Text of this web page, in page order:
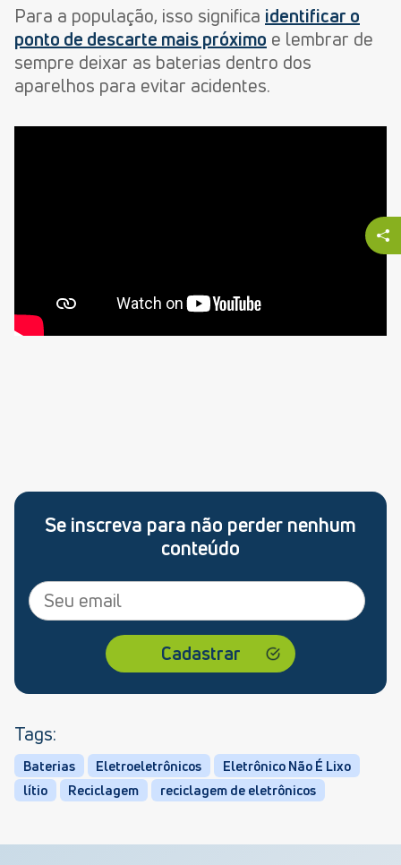
Para a população, isso significa identificar o
ponto de descarte mais próximo e lembrar de
sempre deixar as baterias dentro dos
aparelhos para evitar acidentes.
Se inscreva para não perder nenhum
conteúdo
Tags:
Baterias Eletroeletrônicos
Eletrônico Não É Lixo
lítio
Reciclagem reciclagem de eletrônicos